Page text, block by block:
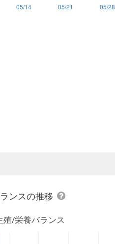
05/14 05/21 05/28
ンスの推移
殖/栄養バランス